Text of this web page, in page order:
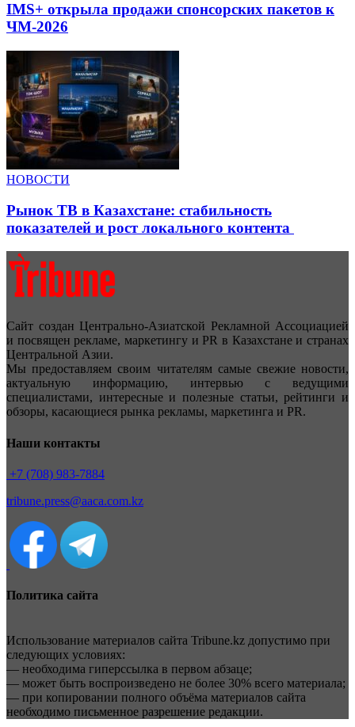
IMS+ открыла продажи спонсорских пакетов к
ЧМ-2026
НОВОСТИ
Рынок ТВ в Казахстане: стабильность
показателей и рост локального контента
Сайт создан Центрально-Азиатской Рекламной Ассоциацией
и посвящен рекламе, маркетингу и PR в Казахстане и странах
Центральной Азии.
Мы предоставляем своим читателям самые свежие новости,
актуальную информацию, интервью с ведущими
специалистами, интересные и полезные статьи, рейтинги и
обзоры, касающиеся рынка рекламы, маркетинга и PR.
Наши контакты
+7 (708) 983-7884
tribune.press@aaca.com.kz
Политика сайта
Использование материалов сайта Tribune.kz допустимо при
следующих условиях:
— необходима гиперссылка в первом абзаце;
— может быть воспроизведено не более 30% всего материала;
— при копировании полного объёма материалов сайта
необходимо письменное разрешение редакции.